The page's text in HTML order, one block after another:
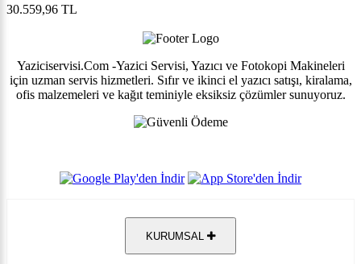
30.559,96 TL
Yaziciservisi.Com -Yazici Servisi, Yazıcı ve Fotokopi Makineleri
için uzman servis hizmetleri. Sıfır ve ikinci el yazıcı satışı, kiralama,
ofis malzemeleri ve kağıt teminiyle eksiksiz çözümler sunuyoruz.
KURUMSAL